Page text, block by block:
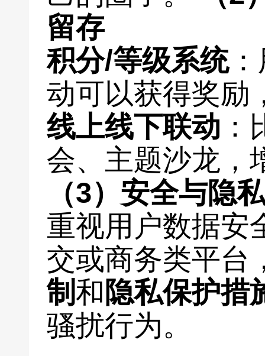
留存
积分/等级系统：
动可以获得奖励
线上线下联动
会、主题沙龙，
（3）安全与隐
重视用户数据安
交或商务类平台
制 和 隐私保护措
骚扰行为。